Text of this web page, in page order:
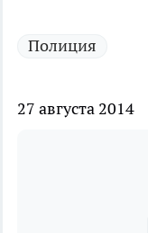
Полиция
27 августа 2014